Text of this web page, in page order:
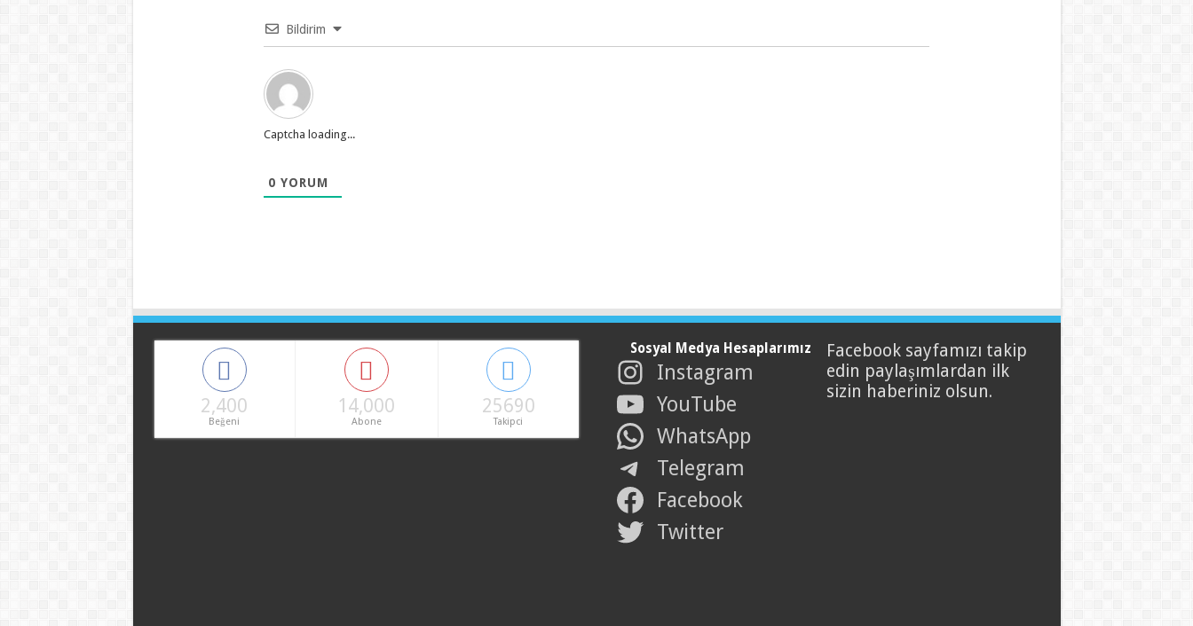
Bildirim
Captcha loading...
0 YORUM
2,400
Beğeni
14,000
Abone
25690
Takipci
Sosyal Medya Hesaplarımız
Instagram
YouTube
WhatsApp
Telegram
Facebook
Twitter
Facebook sayfamızı takip
edin paylaşımlardan ilk
sizin haberiniz olsun.